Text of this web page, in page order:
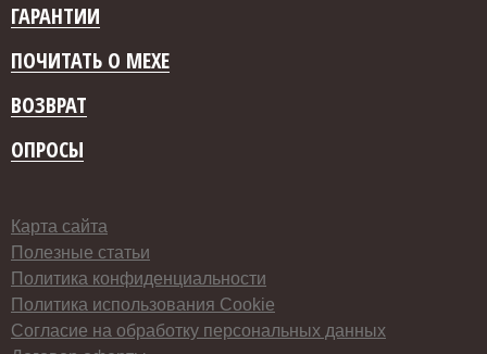
ГАРАНТИИ
ПОЧИТАТЬ О МЕХЕ
ВОЗВРАТ
ОПРОСЫ
Карта сайта
Полезные статьи
Политика конфиденциальности
Политика использования Cookie
Согласие на обработку персональных данных